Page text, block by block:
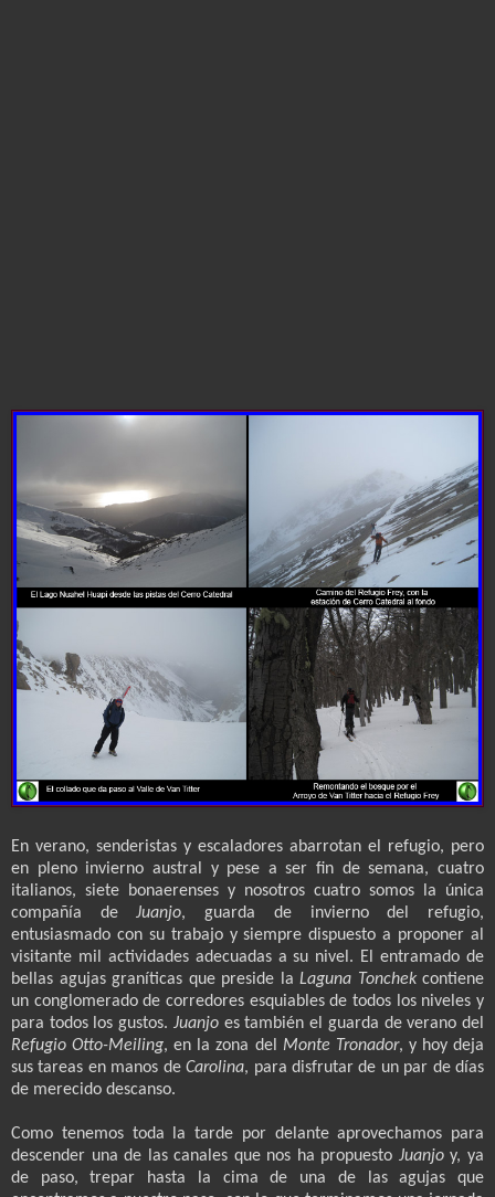
En verano, senderistas y escaladores abarrotan el refugio, pero
en pleno invierno austral y pese a ser fin de semana, cuatro
italianos, siete bonaerenses y nosotros cuatro somos la única
compañía deJuanjo, guarda de invierno del refugio,
entusiasmado con su trabajo y siempre dispuesto a proponer al
visitante mil actividades adecuadas a su nivel. El entramado de
bellas agujas graníticas que preside la Laguna Tonchekcontiene
un conglomerado de corredores esquiables de todos los niveles y
para todos los gustos. Juanjo es también el guarda de verano del
Refugio Otto-Meiling, en la zona del Monte Tronador, y hoy deja
sus tareas en manos deCarolina, para disfrutar de un par de días
de merecido descanso.
Como tenemos toda la tarde por delante aprovechamos para
descender una de las canales que nos ha propuesto Juanjoy, ya
de paso, trepar hasta la cima de una de las agujas que